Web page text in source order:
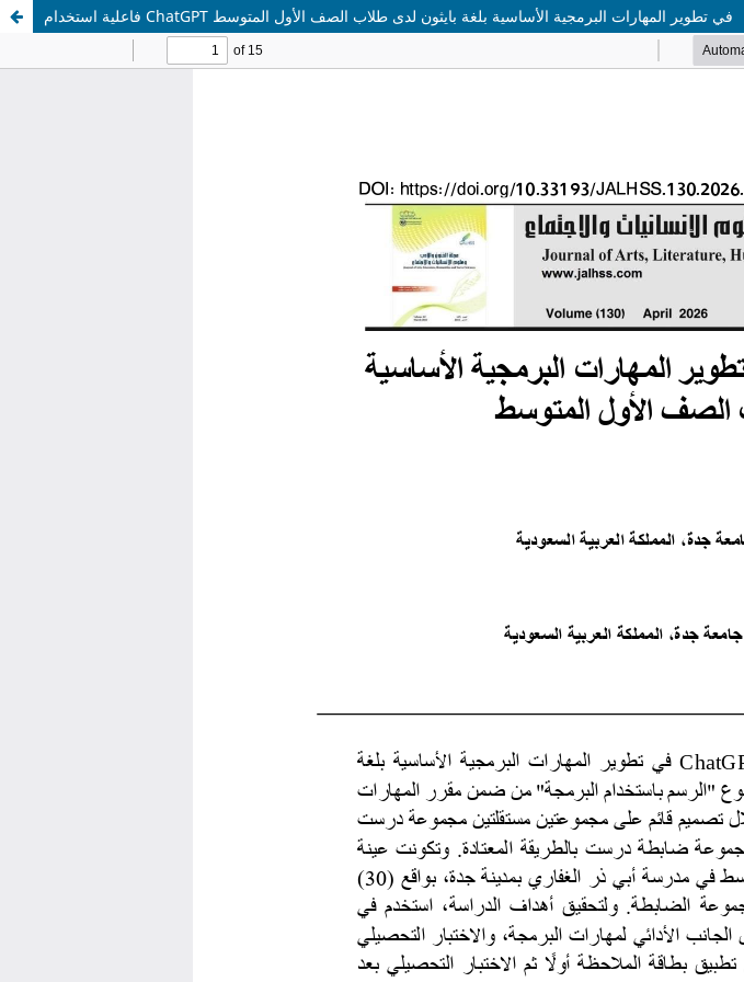
فاعلية استخدام ChatGPT في تطوير المهارات البرمجية الأساسية بلغة بايثون لدى طلاب الصف الأول المتوسط